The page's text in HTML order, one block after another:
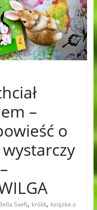
–
o
Swift, królik, książka o